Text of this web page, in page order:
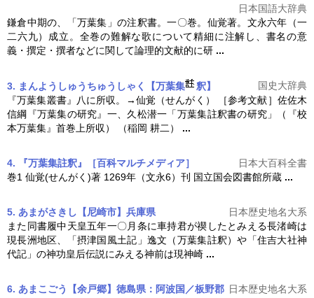
日本国語大辞典
鎌倉中期の、「万葉集」の注釈書。一〇巻。仙覚著。文永六年（一
二六九）成立。全巻の難解な歌について精細に注解し、書名の意
義・撰定・撰者などに関して論理的文献的に研 ...
3. まんようしゅうちゅうしゃく【万葉集 釈】
国史大辞典
『万葉集叢書』八に所収。→仙覚（せんがく） ［参考文献］佐佐木
信綱『万葉集の研究』一、久松潜一「万葉集註釈書の研究」（『校
本万葉集』首巻上所収） （稲岡 耕二） ...
4. 『万葉集註釈』［百科マルチメディア］
日本大百科全書
巻1 仙覚(せんがく)著 1269年（文永6）刊 国立国会図書館所蔵 ...
5. あまがさきし【尼崎市】兵庫県
日本歴史地名大系
また同書履中天皇五年一〇月条に車持君が禊したとみえる長渚崎は
現長洲地区、「摂津国風土記」逸文（万葉集註釈）や「住吉大社神
代記」の神功皇后伝説にみえる神前は現神崎 ...
6. あまこごう【余戸郷】徳島県：阿波国／板野郡 日本歴史地名大系